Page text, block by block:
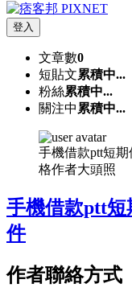
登入
文章數0
短貼文累積中...
粉絲累積中...
關注中 累積中...
手機借款ptt短
格作者大頭照
手機借款ptt短
件
作者聯絡方式